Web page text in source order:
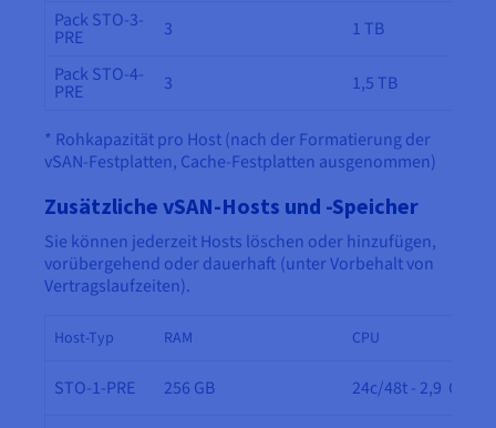
Pack STO-3-
PRE 3
1 TB
Pack STO-4-
PRE 3 1,5 TB
* Rohkapazität pro Host (nach der Formatierung der
vSAN-Festplatten, Cache-Festplatten ausgenommen)
Zusätzliche vSAN-Hosts und -Speicher
Sie können jederzeit Hosts löschen oder hinzufügen,
vorübergehend oder dauerhaft (unter Vorbehalt von
Vertragslaufzeiten).
Host-Typ RAM CPU
STO-1-PRE 256 GB 24c/48t - 2,9 GHz